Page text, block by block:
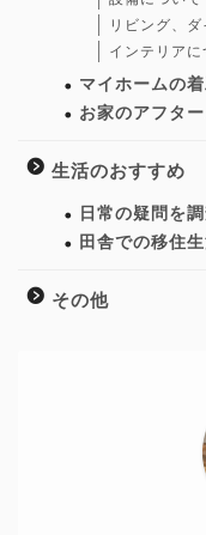
リビング、
インテリアに
マイホームの
お家のアフタ
生活のおすすめ
日常の疑問を
田舎での移住
その他